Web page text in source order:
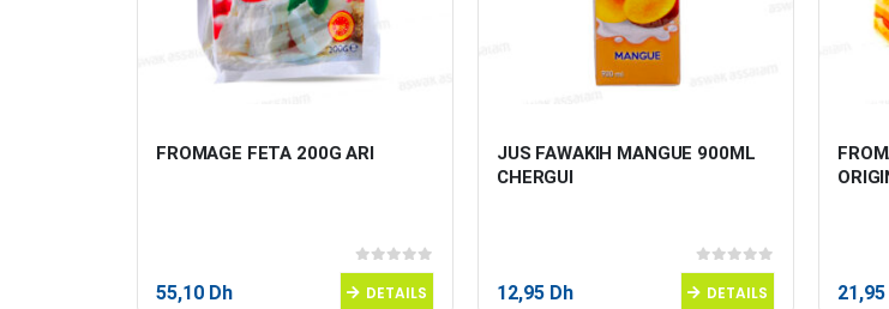
FROMAGE FETA 200G ARI
0sur 5
55,10 Dh DETAILS
JUS FAWAKIH MANGUE 900ML
CHERGUI
0sur 5
12,95 Dh DETAILS 21,95